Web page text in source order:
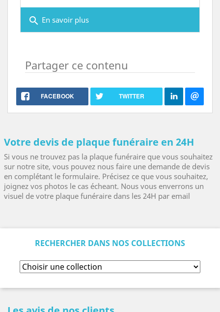
search En savoir plus
Partager ce contenu
FACEBOOK TWITTER
Votre devis de plaque funéraire en 24H
Si vous ne trouvez pas la plaque funéraire que vous souhaitez
sur notre site, vous pouvez nous faire une demande de devis
en complétant le formulaire. Précisez ce que vous souhaitez,
joignez vos photos le cas écheant. Nous vous enverrons un
visuel de votre plaque funéraire dans les 24H par email
RECHERCHER DANS NOS COLLECTIONS